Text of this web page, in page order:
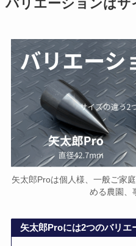
バリエーションはサ
矢太郎Proは個人様、一般ご家
める農園、
矢太郎Proには2つのバリエ